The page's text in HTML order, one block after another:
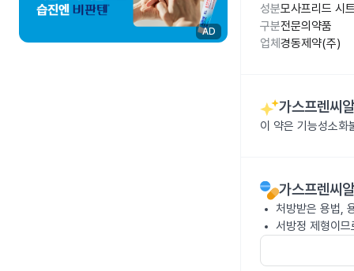
AD
성분모사프리드 시
구분전문의약품
업체 경동제약(주)
가스프렌씨
이 약은 기능성소화
가스프렌씨
처방받은 용법,
서방정 제형이